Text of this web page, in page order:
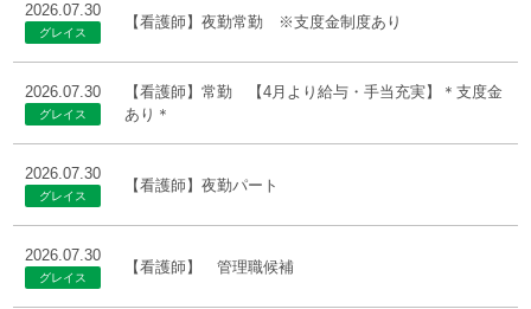
2026.07.30
【看護師】夜勤常勤 ※支度金制度あり
2026.07.30
【看護師】常勤 【4月より給与・手当充実】＊支度金
あり＊
2026.07.30
【看護師】夜勤パート
2026.07.30
【看護師】 管理職候補